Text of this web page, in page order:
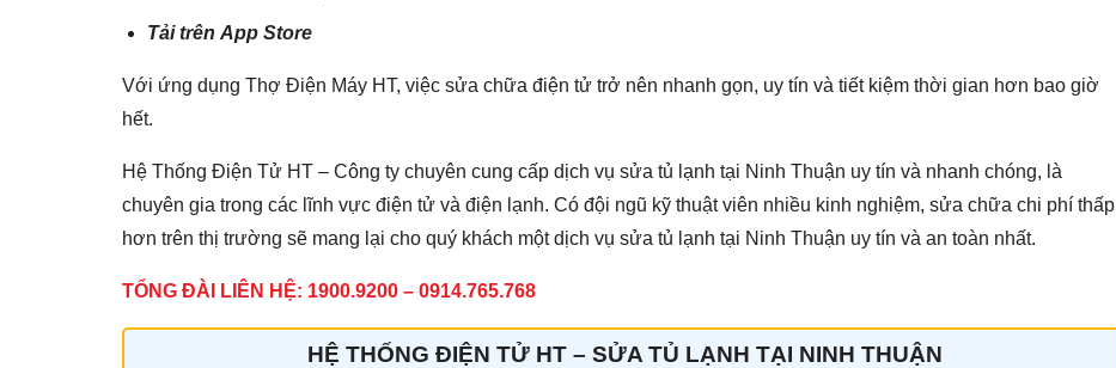
Tải trên App Store
Với ứng dụng Thợ Điện Máy HT, việc sửa chữa điện tử trở nên nhanh gọn, uy tín và tiết kiệm thời gian hơn bao giờ
hết.
Hệ Thống Điện Tử HT – Công ty chuyên cung cấp dịch vụ sửa tủ lạnh tại Ninh Thuận uy tín và nhanh chóng, là
chuyên gia trong các lĩnh vực điện tử và điện lạnh. Có đội ngũ kỹ thuật viên nhiều kinh nghiệm, sửa chữa chi phí thấp
hơn trên thị trường sẽ mang lại cho quý khách một dịch vụ sửa tủ lạnh tại Ninh Thuận uy tín và an toàn nhất.
TỔNG ĐÀI LIÊN HỆ: 1900.9200 – 0914.765.768
HỆ THỐNG ĐIỆN TỬ HT – SỬA TỦ LẠNH TẠI NINH THUẬN